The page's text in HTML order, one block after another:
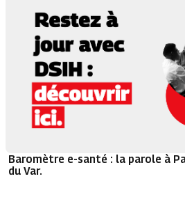
Baromètre e-santé : la parole à
du Var.